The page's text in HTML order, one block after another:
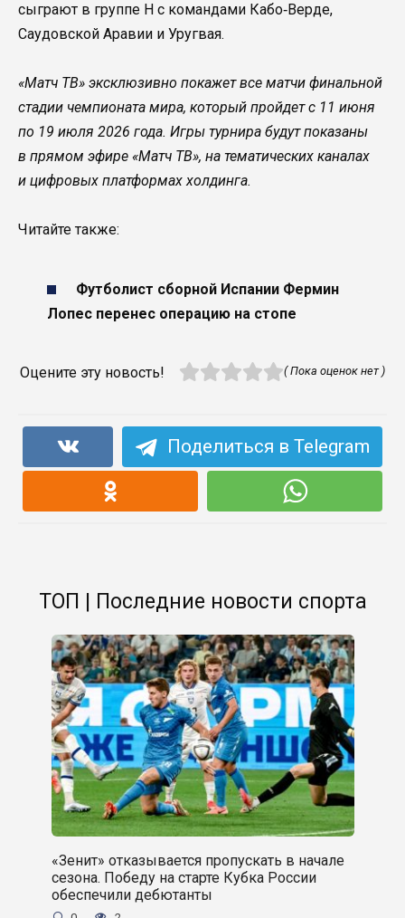
сыграют в группе H с командами Кабо‑Верде,
Саудовской Аравии и Уругвая.
«Матч ТВ» эксклюзивно покажет все матчи финальной
стадии чемпионата мира, который пройдет c 11 июня
по 19 июля 2026 года. Игры турнира будут показаны
в прямом эфире «Матч ТВ», на тематических каналах
и цифровых платформах холдинга.
Читайте также:
Футболист сборной Испании Фермин
Лопес перенес операцию на стопе
Оцените эту новость! ( Пока оценок нет )
Поделиться в Telegram
ТОП | Последние новости спорта
«Зенит» отказывается пропускать в начале
сезона. Победу на старте Кубка России
обеспечили дебютанты